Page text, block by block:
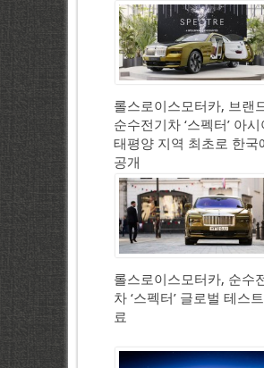
롤스로이스모터카, 브랜
순수전기차 ‘스펙터’ 아시
태평양 지역 최초로 한국
공개
롤스로이스모터카, 순수
차 ‘스펙터’ 글로벌 테스
료